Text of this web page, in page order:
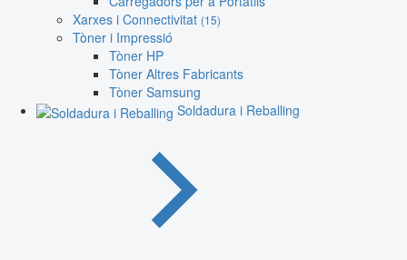
Xarxes i Connectivitat (15)
Tòner i Impressió
Tòner HP
Tòner Altres Fabricants
Tòner Samsung
Soldadura i Reballing